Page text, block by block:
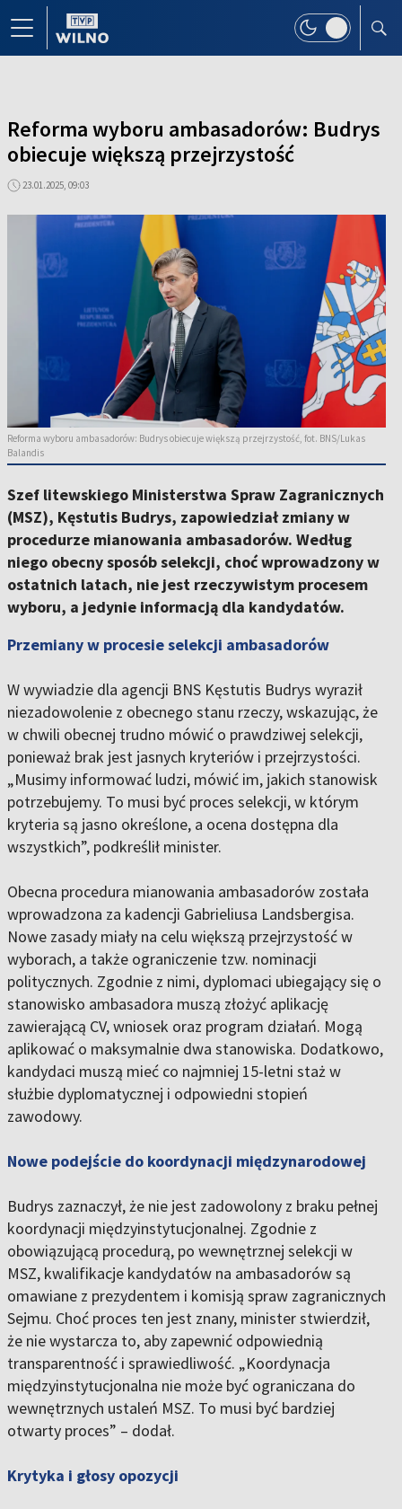
Reforma wyboru ambasadorów: Budrys
obiecuje większą przejrzystość
23.01.2025, 09:03
Reforma wyboru ambasadorów: Budrys obiecuje większą przejrzystość, fot. BNS/Lukas
Balandis
Szef litewskiego Ministerstwa Spraw Zagranicznych
(MSZ), Kęstutis Budrys, zapowiedział zmiany w
procedurze mianowania ambasadorów. Według
niego obecny sposób selekcji, choć wprowadzony w
ostatnich latach, nie jest rzeczywistym procesem
wyboru, a jedynie informacją dla kandydatów.
Przemiany w procesie selekcji ambasadorów
W wywiadzie dla agencji BNS Kęstutis Budrys wyraził
niezadowolenie z obecnego stanu rzeczy, wskazując, że
w chwili obecnej trudno mówić o prawdziwej selekcji,
ponieważ brak jest jasnych kryteriów i przejrzystości.
„Musimy informować ludzi, mówić im, jakich stanowisk
potrzebujemy. To musi być proces selekcji, w którym
kryteria są jasno określone, a ocena dostępna dla
wszystkich”, podkreślił minister.
Obecna procedura mianowania ambasadorów została
wprowadzona za kadencji Gabrieliusa Landsbergisa.
Nowe zasady miały na celu większą przejrzystość w
wyborach, a także ograniczenie tzw. nominacji
politycznych. Zgodnie z nimi, dyplomaci ubiegający się o
stanowisko ambasadora muszą złożyć aplikację
zawierającą CV, wniosek oraz program działań. Mogą
aplikować o maksymalnie dwa stanowiska. Dodatkowo,
kandydaci muszą mieć co najmniej 15-letni staż w
służbie dyplomatycznej i odpowiedni stopień
zawodowy.
Nowe podejście do koordynacji międzynarodowej
Budrys zaznaczył, że nie jest zadowolony z braku pełnej
koordynacji międzyinstytucjonalnej. Zgodnie z
obowiązującą procedurą, po wewnętrznej selekcji w
MSZ, kwalifikacje kandydatów na ambasadorów są
omawiane z prezydentem i komisją spraw zagranicznych
Sejmu. Choć proces ten jest znany, minister stwierdził,
że nie wystarcza to, aby zapewnić odpowiednią
transparentność i sprawiedliwość. „Koordynacja
międzyinstytucjonalna nie może być ograniczana do
wewnętrznych ustaleń MSZ. To musi być bardziej
otwarty proces” – dodał.
Krytyka i głosy opozycji